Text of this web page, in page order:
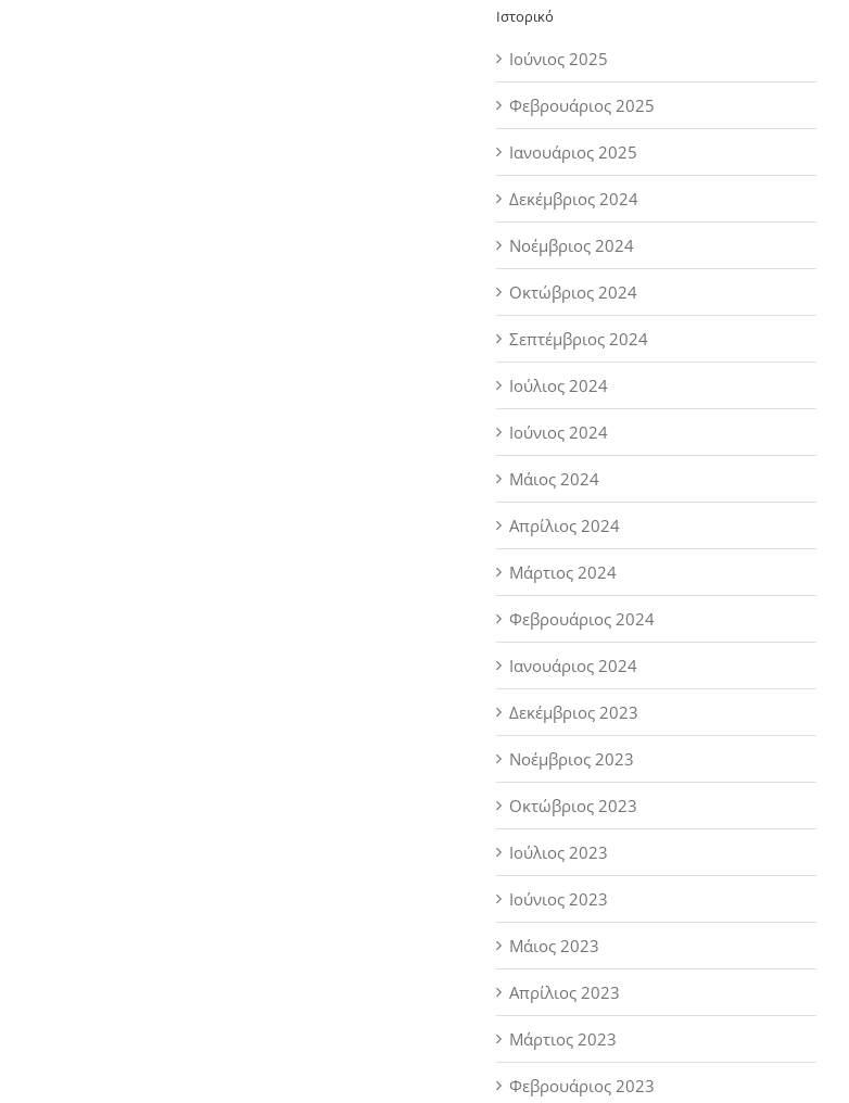
Ιστορικό
Ιούνιος 2025
Φεβρουάριος 2025
Ιανουάριος 2025
Δεκέμβριος 2024
Νοέμβριος 2024
Οκτώβριος 2024
Σεπτέμβριος 2024
Ιούλιος 2024
Ιούνιος 2024
Μάιος 2024
Απρίλιος 2024
Μάρτιος 2024
Φεβρουάριος 2024
Ιανουάριος 2024
Δεκέμβριος 2023
Νοέμβριος 2023
Οκτώβριος 2023
Ιούλιος 2023
Ιούνιος 2023
Μάιος 2023
Απρίλιος 2023
Μάρτιος 2023
Φεβρουάριος 2023